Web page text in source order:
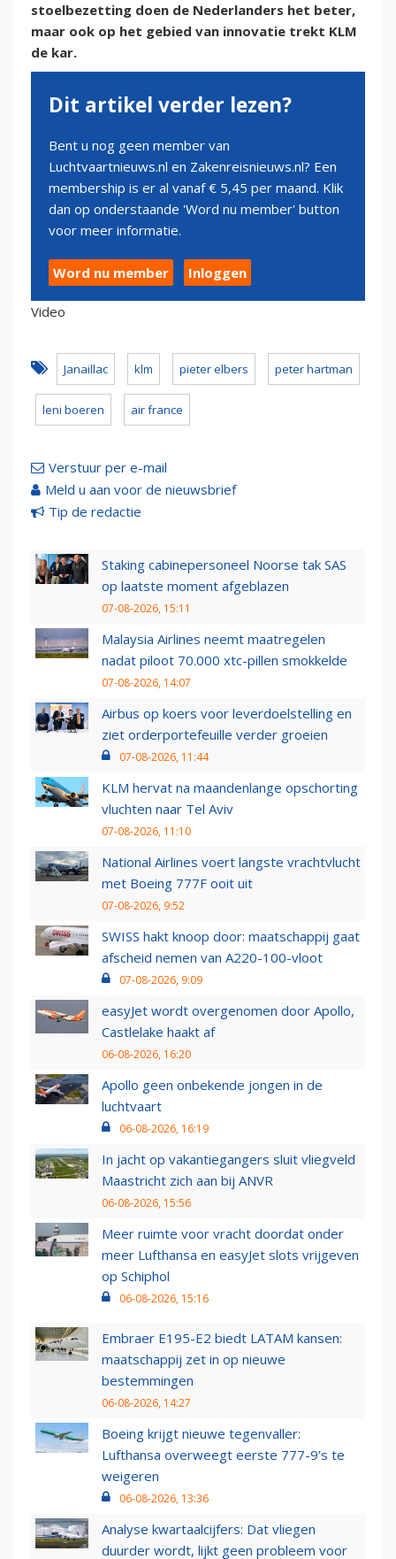
stoelbezetting doen de Nederlanders het beter,
maar ook op het gebied van innovatie trekt KLM
de kar.
Dit artikel verder lezen?
Bent u nog geen member van
Luchtvaartnieuws.nl en Zakenreisnieuws.nl? Een
membership is er al vanaf € 5,45 per maand. Klik
dan op onderstaande 'Word nu member' button
voor meer informatie.
Word nu member Inloggen
Video
Janaillac klm pieter elbers peter hartman
leni boeren air france
Verstuur per e-mail
Meld u aan voor de nieuwsbrief
Tip de redactie
Staking cabinepersoneel Noorse tak SAS
op laatste moment afgeblazen
07-08-2026, 15:11
Malaysia Airlines neemt maatregelen
nadat piloot 70.000 xtc-pillen smokkelde
07-08-2026, 14:07
Airbus op koers voor leverdoelstelling en
ziet orderportefeuille verder groeien
07-08-2026, 11:44
KLM hervat na maandenlange opschorting
vluchten naar Tel Aviv
07-08-2026, 11:10
National Airlines voert langste vrachtvlucht
met Boeing 777F ooit uit
07-08-2026, 9:52
SWISS hakt knoop door: maatschappij gaat
afscheid nemen van A220-100-vloot
07-08-2026, 9:09
easyJet wordt overgenomen door Apollo,
Castlelake haakt af
06-08-2026, 16:20
Apollo geen onbekende jongen in de
luchtvaart
06-08-2026, 16:19
In jacht op vakantiegangers sluit vliegveld
Maastricht zich aan bij ANVR
06-08-2026, 15:56
Meer ruimte voor vracht doordat onder
meer Lufthansa en easyJet slots vrijgeven
op Schiphol
06-08-2026, 15:16
Embraer E195-E2 biedt LATAM kansen:
maatschappij zet in op nieuwe
bestemmingen
06-08-2026, 14:27
Boeing krijgt nieuwe tegenvaller:
Lufthansa overweegt eerste 777-9’s te
weigeren
06-08-2026, 13:36
Analyse kwartaalcijfers: Dat vliegen
duurder wordt, lijkt geen probleem voor